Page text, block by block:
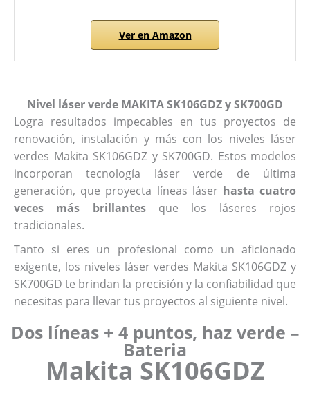
Ver en Amazon
Nivel láser verde MAKITASK106GDZy SK700GD
Logra resultados impecables en tus proyectos de
renovación, instalación y más con los niveles láser
verdes Makita SK106GDZ y SK700GD. Estos modelos
incorporan tecnología láser verde de última
generación, que proyecta líneas láser hasta cuatro
veces más brillantesque los láseres rojos
tradicionales.
Tanto si eres un profesional como un aficionado
exigente, los niveles láser verdes Makita SK106GDZ y
SK700GD te brindan la precisión y la confiabilidad que
necesitas para llevar tus proyectos al siguiente nivel.
Dos líneas + 4 puntos, haz verde –
Bateria
Makita SK106GDZ